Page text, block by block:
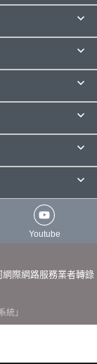
Youtube
際網路服務業者轉錄
統」